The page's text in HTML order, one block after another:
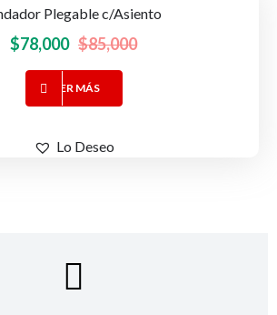
Plegable c/Asiento
$85,000El
$78,000
El
LEER MÁS
Lo Deseo